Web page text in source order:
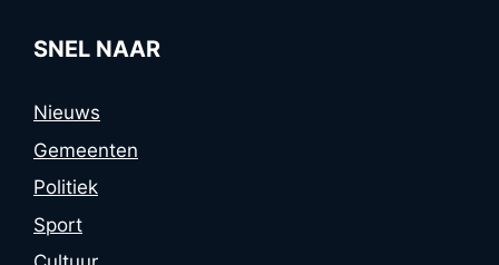
SNEL NAAR
Nieuws
Gemeenten
Politiek
Sport